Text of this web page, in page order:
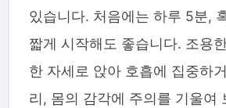
있습니다. 처음에는 하루 5분,
짧게 시작해도 좋습니다. 조용
한 자세로 앉아 호흡에 집중하
리, 몸의 감각에 주의를 기울여